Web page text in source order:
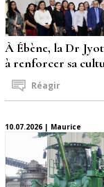
À Ébène, la Dr
à renforcer sa
Réagir
10.07.2026 | Maurice